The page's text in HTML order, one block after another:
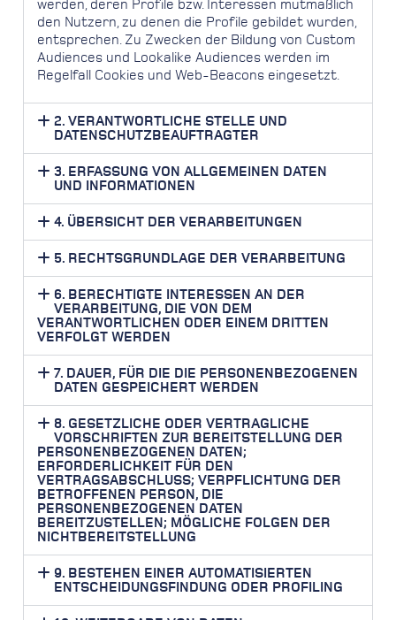
werden, deren Profile bzw. Interessen mutmaßlich
den Nutzern, zu denen die Profile gebildet wurden,
entsprechen. Zu Zwecken der Bildung von Custom
Audiences und Lookalike Audiences werden im
Regelfall Cookies und Web-Beacons eingesetzt.
2. VERANTWORTLICHE STELLE UND
DATENSCHUTZBEAUFTRAGTER
3. ERFASSUNG VON ALLGEMEINEN DATEN
UND INFORMATIONEN
4. ÜBERSICHT DER VERARBEITUNGEN
5. RECHTSGRUNDLAGE DER VERARBEITUNG
6. BERECHTIGTE INTERESSEN AN DER
VERARBEITUNG, DIE VON DEM
VERANTWORTLICHEN ODER EINEM DRITTEN
VERFOLGT WERDEN
7. DAUER, FÜR DIE DIE PERSONENBEZOGENEN
DATEN GESPEICHERT WERDEN
8. GESETZLICHE ODER VERTRAGLICHE
VORSCHRIFTEN ZUR BEREITSTELLUNG DER
PERSONENBEZOGENEN DATEN;
ERFORDERLICHKEIT FÜR DEN
VERTRAGSABSCHLUSS; VERPFLICHTUNG DER
BETROFFENEN PERSON, DIE
PERSONENBEZOGENEN DATEN
BEREITZUSTELLEN; MÖGLICHE FOLGEN DER
NICHTBEREITSTELLUNG
9. BESTEHEN EINER AUTOMATISIERTEN
ENTSCHEIDUNGSFINDUNG ODER PROFILING